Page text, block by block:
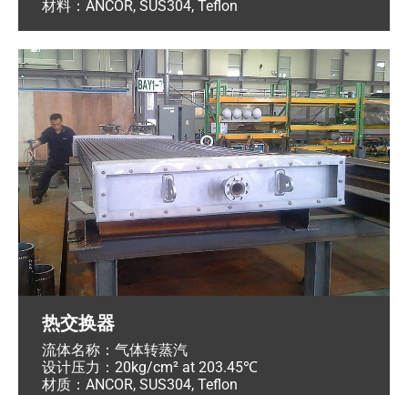
材料：ANCOR, SUS304, Teflon
热交换器
流体名称：气体转蒸汽
设计压力：20kg/cm² at 203.45℃
材质：ANCOR, SUS304, Teflon